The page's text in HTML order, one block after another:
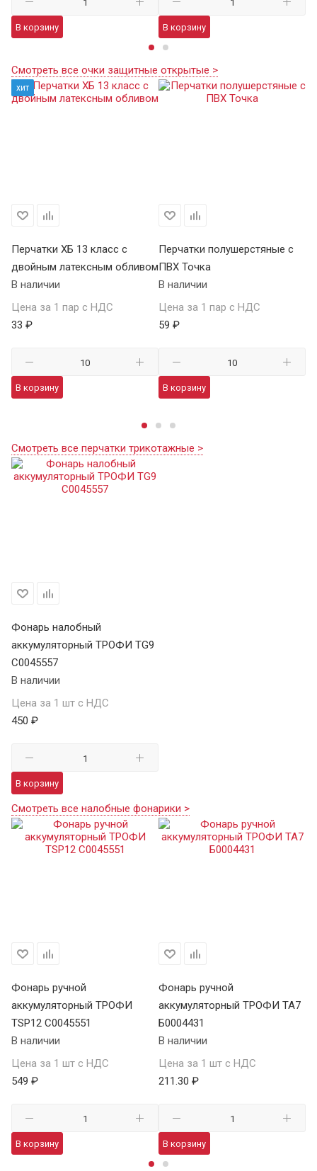
В корзину В корзину
Смотреть все очки защитные открытые >
хит
Перчатки ХБ 13 класс с
двойным латексным обливом
В наличии
Цена за 1 пар с НДС
33 ₽
В корзину
Перчатки полушерстяные с
ПВХ Точка
В наличии
Цена за 1 пар с НДС
59 ₽
В корзину
Смотреть все перчатки трикотажные >
Фонарь налобный
аккумуляторный ТРОФИ TG9
C0045557
В наличии
Цена за 1 шт с НДС
450 ₽
В корзину
Смотреть все налобные фонарики >
Фонарь ручной
аккумуляторный ТРОФИ
TSP12 C0045551
В наличии
Цена за 1 шт с НДС
549 ₽
В корзину
Фонарь ручной
аккумуляторный ТРОФИ TA7
Б0004431
В наличии
Цена за 1 шт с НДС
211.30 ₽
В корзину